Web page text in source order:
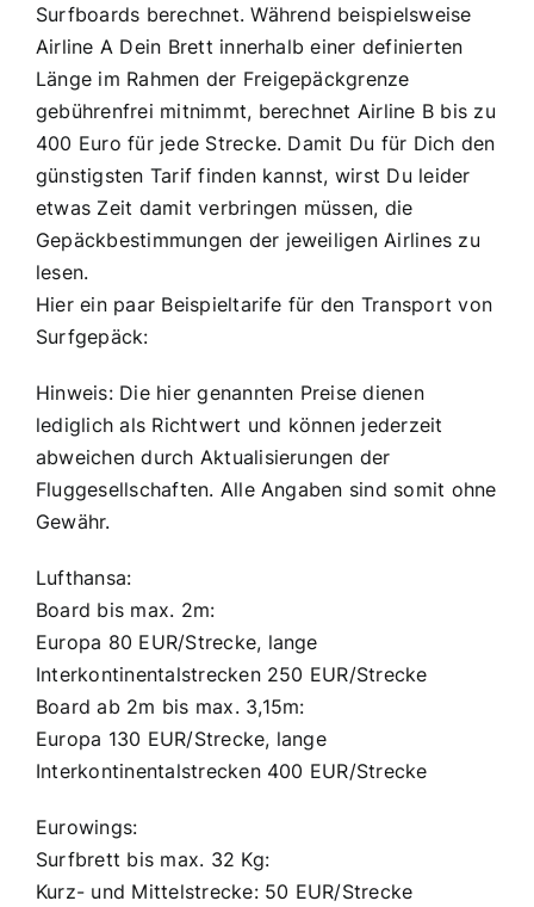
Surfboards berechnet. Während beispielsweise
Airline A Dein Brett innerhalb einer definierten
Länge im Rahmen der Freigepäckgrenze
gebührenfrei mitnimmt, berechnet Airline B bis zu
400 Euro für jede Strecke. Damit Du für Dich den
günstigsten Tarif finden kannst, wirst Du leider
etwas Zeit damit verbringen müssen, die
Gepäckbestimmungen der jeweiligen Airlines zu
lesen.
Hier ein paar Beispieltarife für den Transport von
Surfgepäck:
Hinweis: Die hier genannten Preise dienen
lediglich als Richtwert und können jederzeit
abweichen durch Aktualisierungen der
Fluggesellschaften. Alle Angaben sind somit ohne
Gewähr.
Lufthansa:
Board bis max. 2m:
Europa 80 EUR/Strecke, lange
Interkontinentalstrecken 250 EUR/Strecke
Board ab 2m bis max. 3,15m:
Europa 130 EUR/Strecke, lange
Interkontinentalstrecken 400 EUR/Strecke
Eurowings:
Surfbrett bis max. 32 Kg:
Kurz- und Mittelstrecke: 50 EUR/Strecke